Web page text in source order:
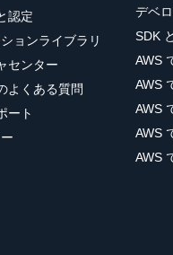
認定
ョンライブラリ
センター
よくある質問
ート
デベ
SDK
AWS
AWS
AWS
AWS
AWS